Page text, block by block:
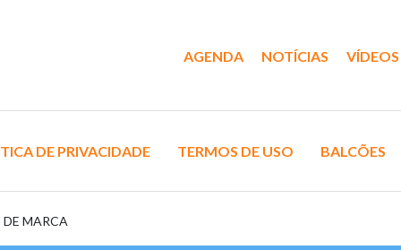
AGENDA NOTÍCIAS VÍDEOS
DE PRIVACIDADE TERMOS DE USO BALCÕES
MARCA